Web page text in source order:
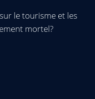
le tourisme et les
mortel?